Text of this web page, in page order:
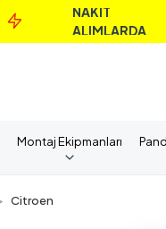
NAKİT
ALIMLARDA
VARAN
Montaj Ekipmanları
Citroen